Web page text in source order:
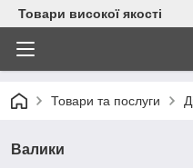
Товари високої якості
Товари та послуги
Валики